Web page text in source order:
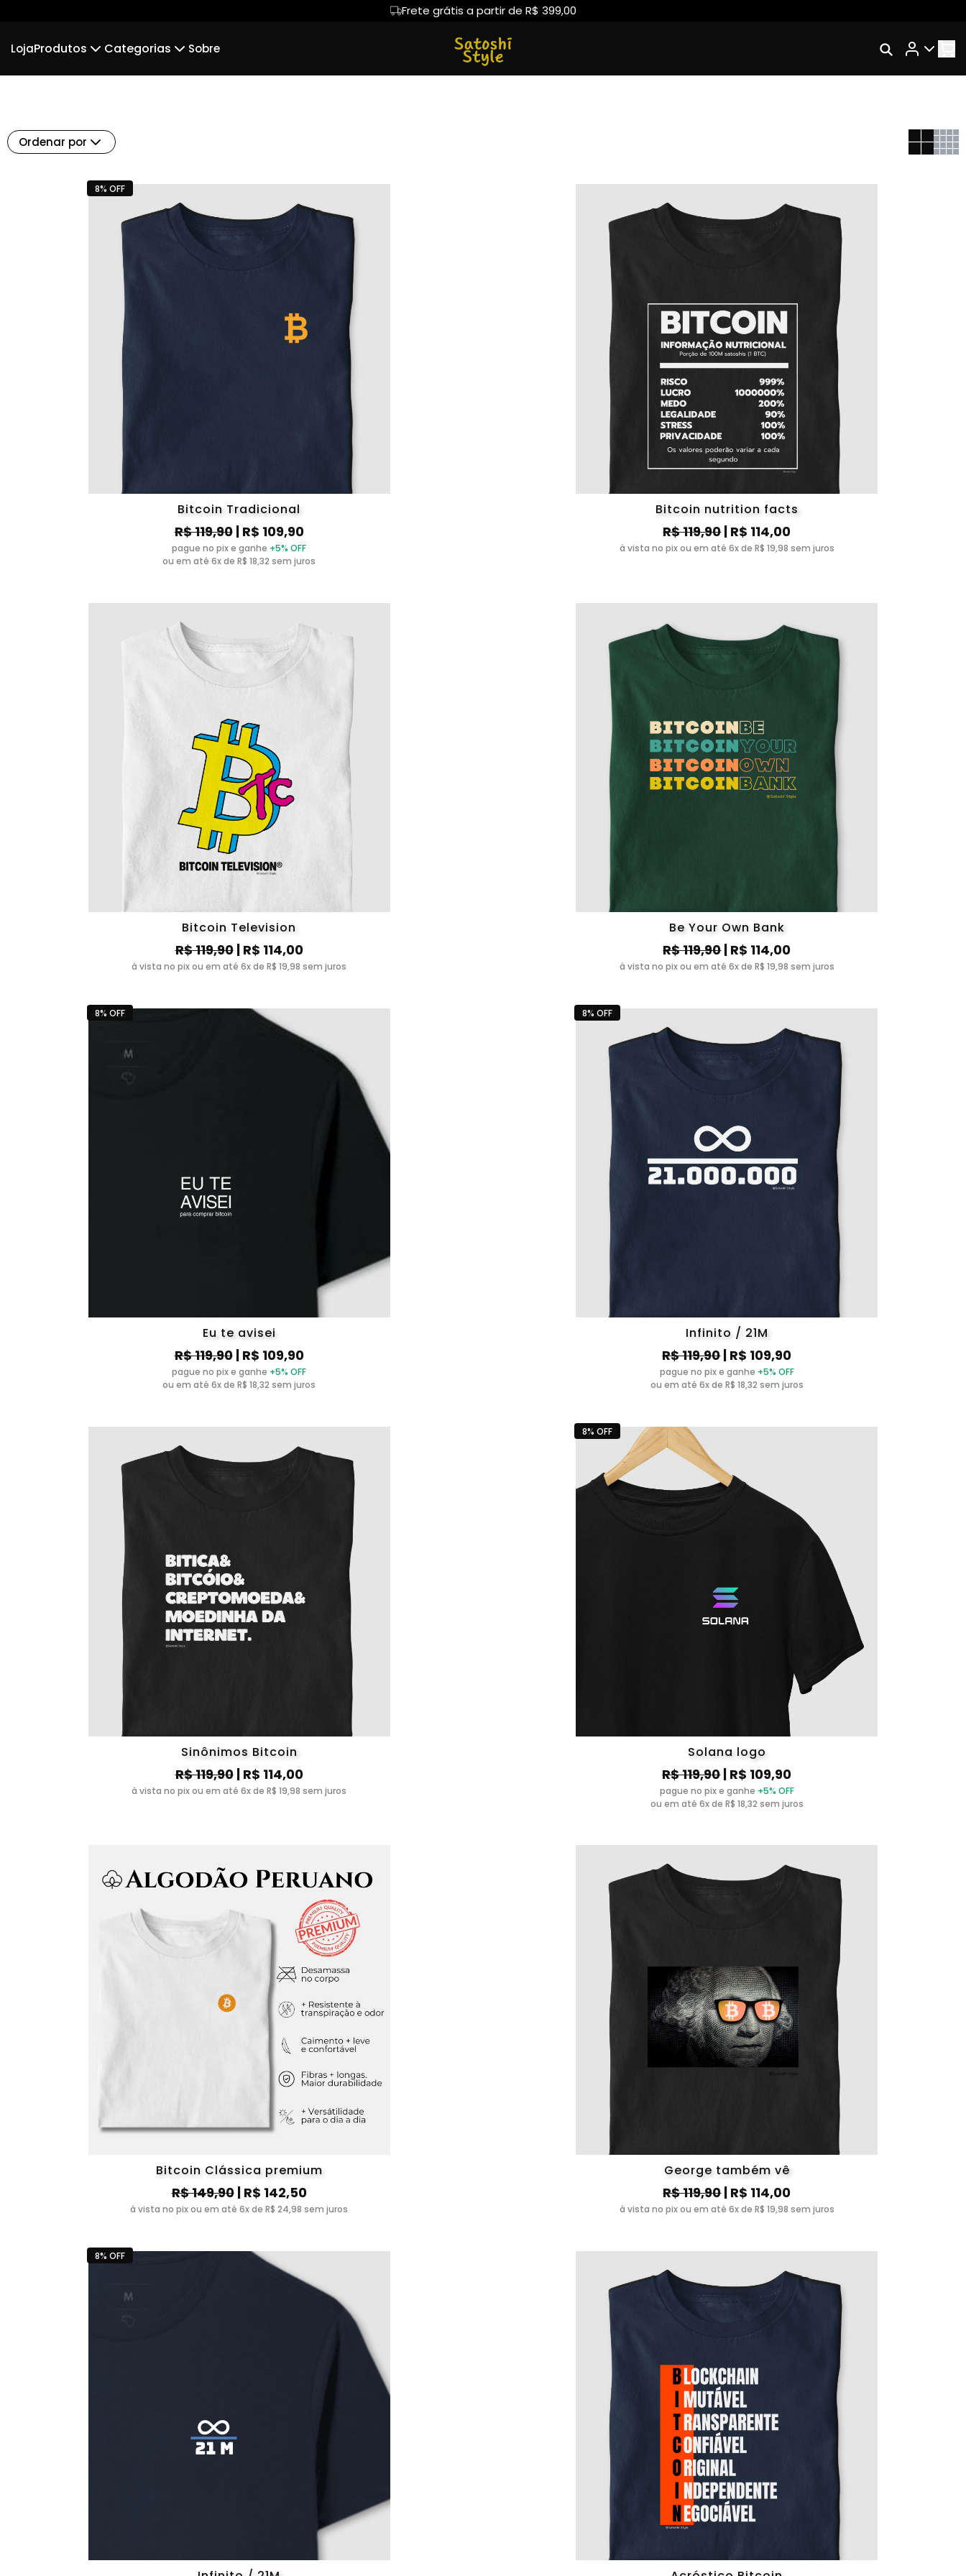
Frete grátis a partir de R$ 399,00
LojaProdutos Categorias Sobre
Ordenar por
Bitcoin Tradicional
R$ 119,90| R$ 109,90
pague no pix e ganhe +5% OFF
ou em até 6x de R$ 18,32 sem juros
8% OFF
Bitcoin nutrition facts
R$ 119,90| R$ 114,00
à vista no pix ou em até 6x de R$ 19,98 sem juros
Bitcoin Television
R$ 119,90| R$ 114,00
à vista no pix ou em até 6x de R$ 19,98 sem juros
Be Your Own Bank
R$ 119,90| R$ 114,00
à vista no pix ou em até 6x de R$ 19,98 sem juros
Eu te avisei
R$ 119,90| R$ 109,90
pague no pix e ganhe +5% OFF
ou em até 6x de R$ 18,32 sem juros
8% OFF
Infinito / 21M
R$ 119,90| R$ 109,90
pague no pix e ganhe +5% OFF
ou em até 6x de R$ 18,32 sem juros
8% OFF
Sinônimos Bitcoin
R$ 119,90| R$ 114,00
à vista no pix ou em até 6x de R$ 19,98 sem juros
Solana logo
R$ 119,90| R$ 109,90
pague no pix e ganhe +5% OFF
ou em até 6x de R$ 18,32 sem juros
8% OFF
Bitcoin Clássica premium
R$ 149,90| R$ 142,50
à vista no pix ou em até 6x de R$ 24,98 sem juros
George também vê
R$ 119,90| R$ 114,00
à vista no pix ou em até 6x de R$ 19,98 sem juros
8% OFF